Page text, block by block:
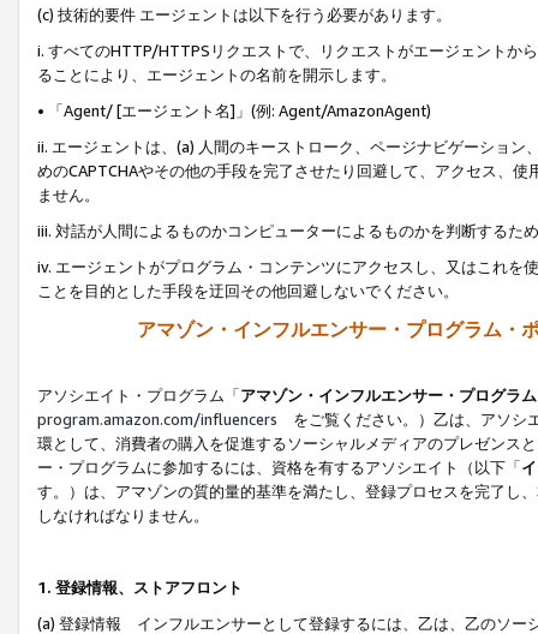
(c) 技術的要件 エージェントは以下を行う必要があります。
i. すべてのHTTP/HTTPSリクエストで、リクエストがエージェントか
ることにより、エージェントの名前を開示します。
• 「Agent/ [エージェント名]」(例: Agent/AmazonAgent)
ii. エージェントは、(a) 人間のキーストローク、ページナビゲーショ
めのCAPTCHAやその他の手段を完了させたり回避して、アクセス、
ません。
iii. 対話が人間によるものかコンピューターによるものかを判断するた
iv. エージェントがプログラム・コンテンツにアクセスし、又はこれ
ことを目的とした手段を迂回その他回避しないでください。
アマゾン・インフルエンサー・プログラム・
アソシエイト・プログラム「アマゾン・インフルエンサー・プログラム
program.amazon.com/influencers をご覧ください。）乙は、アソシ
環として、消費者の購入を促進するソーシャルメディアのプレゼンス
ー・プログラムに参加するには、資格を有するアソシエイト（以下「
す。）は、アマゾンの質的量的基準を満たし、登録プロセスを完了し、
しなければなりません。
1. 登録情報、ストアフロント
(a) 登録情報 インフルエンサーとして登録するには、乙は、乙のソー